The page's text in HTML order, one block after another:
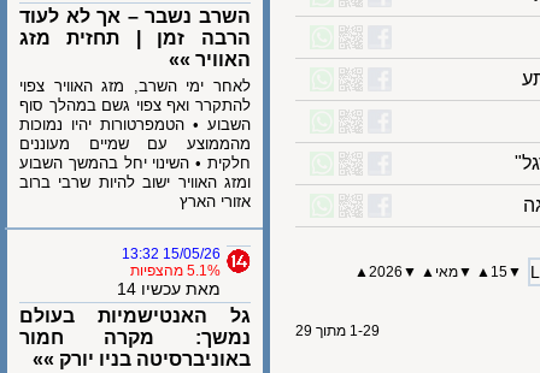
15
▲
▼מאי▲
▼
2026▲
1-29 מתוך 29
השרב נשבר – אך לא לעוד
הרבה זמן | תחזית מזג
האוויר »»
לאחר ימי השרב, מזג האוויר צפוי
להתקרר ואף צפוי גשם במהלך סוף
השבוע • הטמפרטורות יהיו נמוכות
מהממוצע עם שמיים מעוננים
חלקית • השינוי יחל בהמשך השבוע
ומזג האוויר ישוב להיות שרבי ברוב
אזורי הארץ
15/05/26 13:32
5.1% מהצפיות
מאת עכשיו 14
גל האנטישמיות בעולם
נמשך: מקרה חמור
באוניברסיטה בניו יורק »»